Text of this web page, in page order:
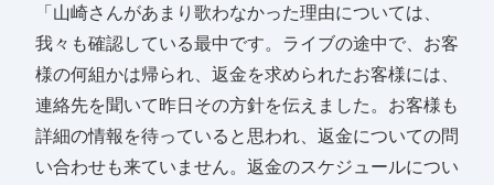
「山崎さんがあまり歌わなかった理由については、
我々も確認している最中です。ライブの途中で、お客
様の何組かは帰られ、返金を求められたお客様には、
連絡先を聞いて昨日その方針を伝えました。お客様も
詳細の情報を待っていると思われ、返金についての問
い合わせも来ていません。返金のスケジュールについ